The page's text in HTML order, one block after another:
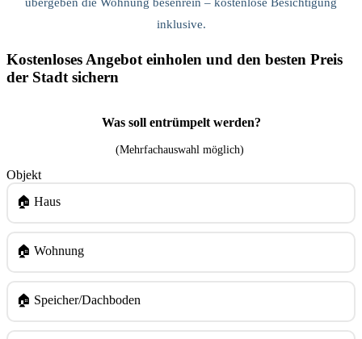
inklusive.
Kostenloses Angebot einholen und den besten Preis
der Stadt sichern
Was soll entrümpelt werden?
(Mehrfachauswahl möglich)
Objekt
🏠 Haus
🏠 Wohnung
🏠 Speicher/Dachboden